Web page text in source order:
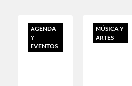
AGENDA
Y
EVENTOS
MÚSICA Y
ARTES